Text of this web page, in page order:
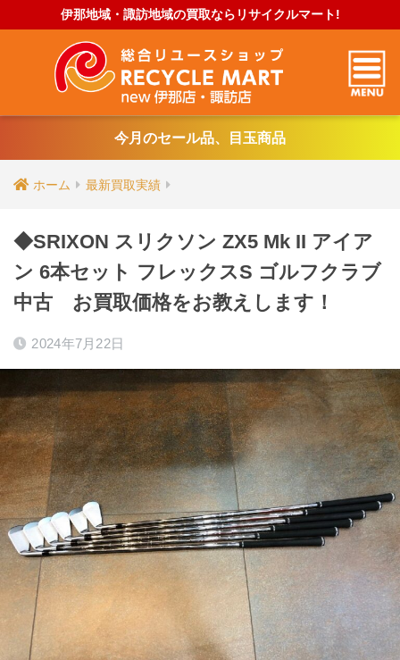
伊那地域・諏訪地域の買取ならリサイクルマート!
今月のセール品、目玉商品
ホーム 最新買取実績
◆SRIXON スリクソン ZX5 Mk II アイア
ン 6本セット フレックスS ゴルフクラブ
中古 お買取価格をお教えします！
2024年7月22日